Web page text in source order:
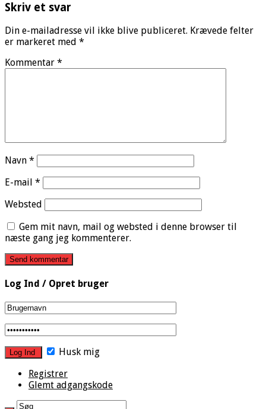
Skriv et svar
Din e-mailadresse vil ikke blive publiceret. Krævede felter
er markeret med *
Kommentar *
Navn *
E-mail *
Websted
Gem mit navn, mail og websted i denne browser til
næste gang jeg kommenterer.
Log Ind / Opret bruger
Husk mig
Registrer
Glemt adgangskode